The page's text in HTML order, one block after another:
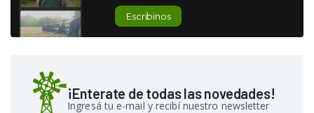
Escribinos
¡Enterate de todas las novedades!
Ingresá tu e-mail y recibí nuestro newsletter